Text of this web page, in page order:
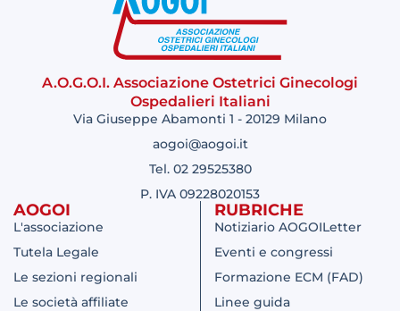
A.O.G.O.I. Associazione Ostetrici Ginecologi
Ospedalieri Italiani
Via Giuseppe Abamonti 1 - 20129 Milano
aogoi@aogoi.it
Tel. 02 29525380
P. IVA 09228020153
AOGOI
L'associazione
Tutela Legale
Le sezioni regionali
Le società affiliate
RUBRICHE
Notiziario AOGOILetter
Eventi e congressi
Formazione ECM (FAD)
Linee guida